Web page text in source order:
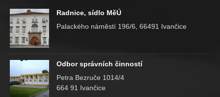
Radnice, sídlo MěÚ
Palackého náměstí 196/6, 66491 Ivančice
Odbor správních činností
Petra Bezruče 1014/4
664 91 Ivančice